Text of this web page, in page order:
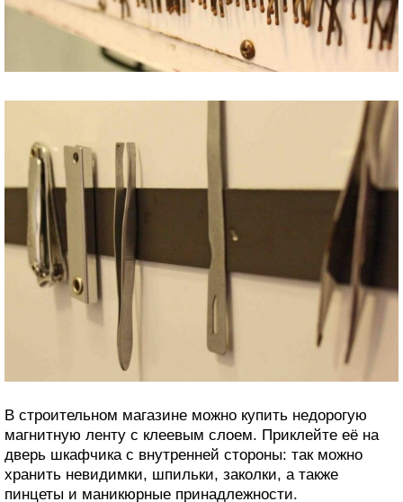
В строительном магазине можно купить недорогую
магнитную ленту с клеевым слоем. Приклейте её на
дверь шкафчика с внутренней стороны: так можно
хранить невидимки, шпильки, заколки, а также
пинцеты и маникюрные принадлежности.